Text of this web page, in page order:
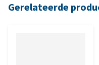
Gerelateerde